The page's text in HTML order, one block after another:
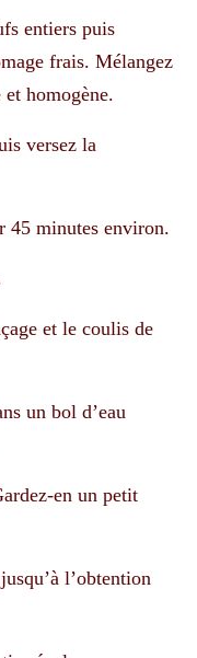
entiers puis
frais. Mélangez
homogène.
versez la
45 minutes environ.
et le coulis de
un bol d’eau
en un petit
l’obtention